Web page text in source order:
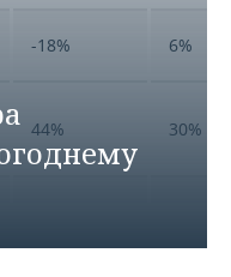
-18% 6%
44% 30%